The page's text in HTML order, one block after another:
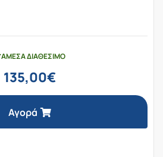
ΆΜΕΣΑ ΔΙΑΘΈΣΙΜΟ
135,00€
Αγορά